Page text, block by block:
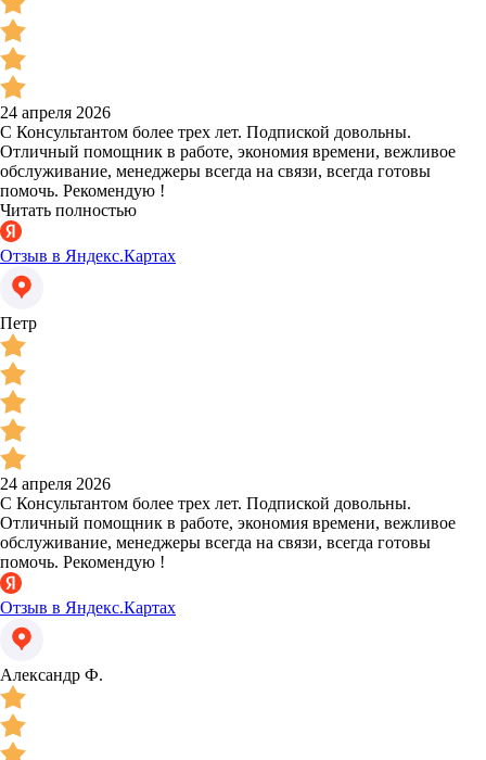
24 апреля 2026
С Консультантом более трех лет. Подпиской довольны.
Отличный помощник в работе, экономия времени, вежливое
обслуживание, менеджеры всегда на связи, всегда готовы
помочь. Рекомендую !
Читать полностью
Отзыв в Яндекс.Картах
Петр
24 апреля 2026
С Консультантом более трех лет. Подпиской довольны.
Отличный помощник в работе, экономия времени, вежливое
обслуживание, менеджеры всегда на связи, всегда готовы
помочь. Рекомендую !
Отзыв в Яндекс.Картах
Александр Ф.